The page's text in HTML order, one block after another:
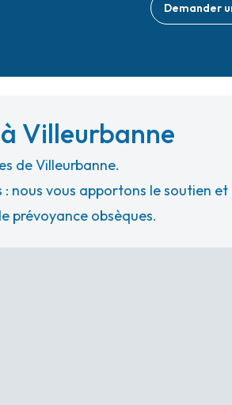
Demander
Villeurbanne
de Villeurbanne.
nous vous apportons le soutien
prévoyance obsèques.